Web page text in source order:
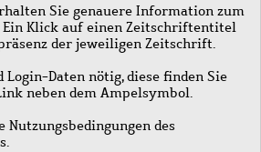
Sie genauere Information zum
Ein Klick auf einen Zeitschriftentitel
der jeweiligen Zeitschrift.
Daten nötig, diese finden Sie
neben dem Ampelsymbol.
Nutzungsbedingungen des